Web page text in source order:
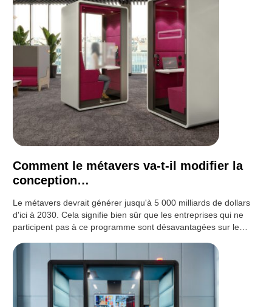
Comment le métavers va-t-il modifier la
conception…
Le métavers devrait générer jusqu'à 5 000 milliards de dollars
d'ici à 2030. Cela signifie bien sûr que les entreprises qui ne
participent pas à ce programme sont désavantagées sur le…